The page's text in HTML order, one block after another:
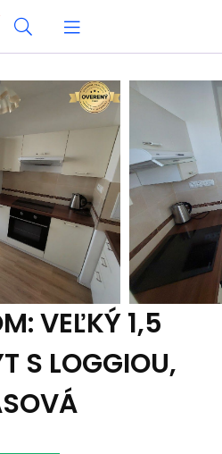
VEĽKÝ 1,5
S LOGGIOU,